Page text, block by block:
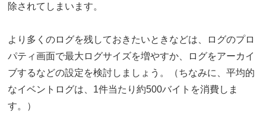
除されてしまいます。
より多くのログを残しておきたいときなどは、ログのプロ
パティ画面で最大ログサイズを増やすか、ログをアーカイ
ブするなどの設定を検討しましょう。（ちなみに、平均的
なイベントログは、1件当たり約500バイトを消費しま
す。）